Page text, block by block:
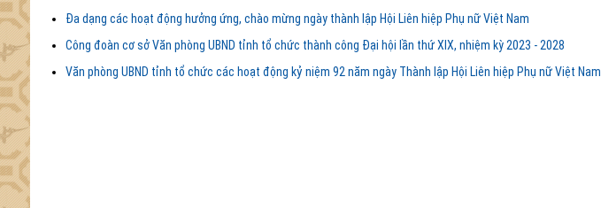
Đa dạng các hoạt động hưởng ứng, chào mừng ngày thành lập Hội Liên hiệp Phụ nữ Việt Nam
Công đoàn cơ sở Văn phòng UBND tỉnh tổ chức thành công Đại hội lần thứ XIX, nhiệm kỳ 2023 - 2028
Văn phòng UBND tỉnh tổ chức các hoạt động kỷ niệm 92 năm ngày Thành lập Hội Liên hiệp Phụ nữ Việt Nam